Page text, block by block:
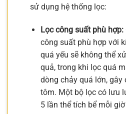
sử dụng hệ thống lọc:
Lọc công suất phù hợp:
công suất phù hợp với
quá yếu sẽ không thể
quả, trong khi lọc quá
dòng chảy quá lớn, gây
tôm. Một bộ lọc có lưu
5 lần thể tích bể mỗi